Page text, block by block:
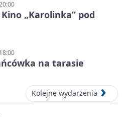
„Karolinka” pod
na tarasie
Kolejne wydarzenia